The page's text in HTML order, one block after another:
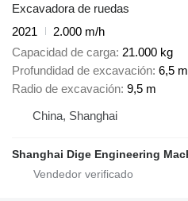
Excavadora de ruedas
2021
2.000 m/h
Capacidad de carga 21.000 kg
Profundidad de excavación 6,5 m
Radio de excavación 9,5 m
China, Shanghai
Shanghai Dige Engineering